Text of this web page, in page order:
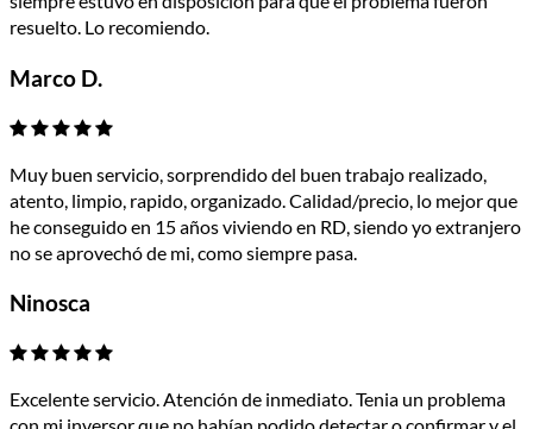
resuelto. Lo recomiendo.
Marco D.
Muy buen servicio, sorprendido del buen trabajo realizado,
atento, limpio, rapido, organizado. Calidad/precio, lo mejor que
he conseguido en 15 años viviendo en RD, siendo yo extranjero
no se aprovechó de mi, como siempre pasa.
Ninosca
Excelente servicio. Atención de inmediato. Tenia un problema